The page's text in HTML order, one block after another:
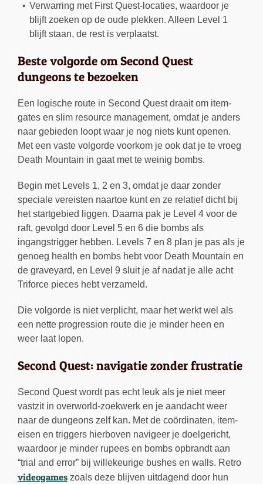
Verwarring met First Quest-locaties, waardoor je
blijft zoeken op de oude plekken. Alleen Level 1
blijft staan, de rest is verplaatst.
Beste volgorde om Second Quest
dungeons te bezoeken
Een logische route in Second Quest draait om item-
gates en slim resource management, omdat je anders
naar gebieden loopt waar je nog niets kunt openen.
Met een vaste volgorde voorkom je ook dat je te vroeg
Death Mountain in gaat met te weinig bombs.
Begin met Levels 1, 2 en 3, omdat je daar zonder
speciale vereisten naartoe kunt en ze relatief dicht bij
het startgebied liggen. Daarna pak je Level 4 voor de
raft, gevolgd door Level 5 en 6 die bombs als
ingangstrigger hebben. Levels 7 en 8 plan je pas als je
genoeg health en bombs hebt voor Death Mountain en
de graveyard, en Level 9 sluit je af nadat je alle acht
Triforce pieces hebt verzameld.
Die volgorde is niet verplicht, maar het werkt wel als
een nette progression route die je minder heen en
weer laat lopen.
Second Quest: navigatie zonder frustratie
Second Quest wordt pas echt leuk als je niet meer
vastzit in overworld-zoekwerk en je aandacht weer
naar de dungeons zelf kan. Met de coördinaten, item-
eisen en triggers hierboven navigeer je doelgericht,
waardoor je minder rupees en bombs opbrandt aan
“trial and error” bij willekeurige bushes en walls. Retro
videogames zoals deze blijven uitdagend door hun